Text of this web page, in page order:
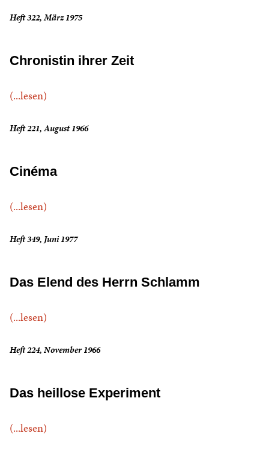
Heft 322, März 1975
Chronistin ihrer Zeit
(...lesen)
Heft 221, August 1966
Cinéma
(...lesen)
Heft 349, Juni 1977
Das Elend des Herrn Schlamm
(...lesen)
Heft 224, November 1966
Das heillose Experiment
(...lesen)